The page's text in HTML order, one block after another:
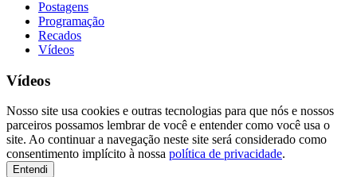
Postagens
Programação
Recados
Vídeos
Vídeos
Nosso site usa cookies e outras tecnologias para que nós e nossos
parceiros possamos lembrar de você e entender como você usa o
site. Ao continuar a navegação neste site será considerado como
consentimento implícito à nossa política de privacidade.
Entendi